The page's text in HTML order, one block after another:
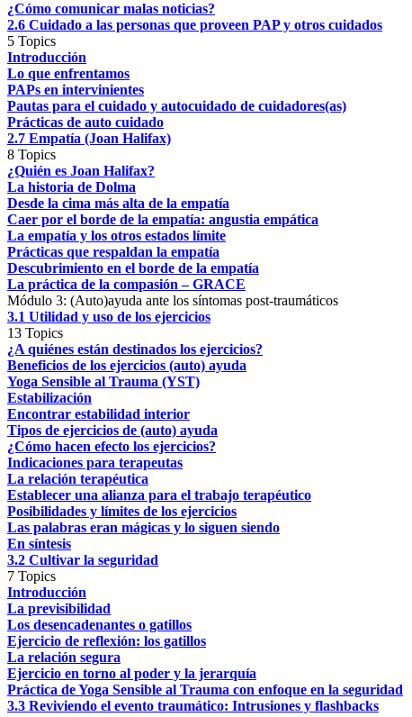
¿Cómo comunicar malas noticias?
2.6 Cuidado a las personas que proveen PAP y otros cuidados
5 Topics
Introducción
Lo que enfrentamos
PAPs en intervinientes
Pautas para el cuidado y autocuidado de cuidadores(as)
Prácticas de auto cuidado
2.7 Empatía (Joan Halifax)
8 Topics
¿Quién es Joan Halifax?
La historia de Dolma
Desde la cima más alta de la empatía
Caer por el borde de la empatía: angustia empática
La empatía y los otros estados límite
Prácticas que respaldan la empatía
Descubrimiento en el borde de la empatía
La práctica de la compasión – GRACE
Módulo 3: (Auto)ayuda ante los síntomas post-traumáticos
3.1 Utilidad y uso de los ejercicios
13 Topics
¿A quiénes están destinados los ejercicios?
Beneficios de los ejercicios (auto) ayuda
Yoga Sensible al Trauma (YST)
Estabilización
Encontrar estabilidad interior
Tipos de ejercicios de (auto) ayuda
¿Cómo hacen efecto los ejercicios?
Indicaciones para terapeutas
La relación terapéutica
Establecer una alianza para el trabajo terapéutico
Posibilidades y límites de los ejercicios
Las palabras eran mágicas y lo siguen siendo
En síntesis
3.2 Cultivar la seguridad
7 Topics
Introducción
La previsibilidad
Los desencadenantes o gatillos
Ejercicio de reflexión: los gatillos
La relación segura
Ejercicio en torno al poder y la jerarquía
Práctica de Yoga Sensible al Trauma con enfoque en la seguridad
3.3 Reviviendo el evento traumático: Intrusiones y flashbacks